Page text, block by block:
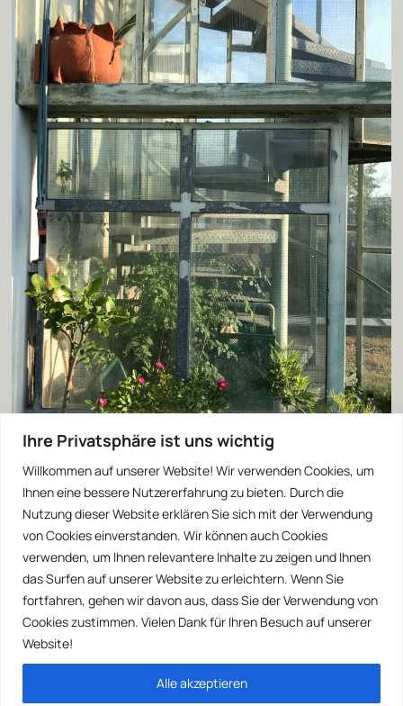
Ihre Privatsphäre ist uns wichtig
Willkommen auf unserer Website! Wir verwenden Cookies, um
Ihnen eine bessere Nutzererfahrung zu bieten. Durch die
Nutzung dieser Website erklären Sie sich mit der Verwendung
von Cookies einverstanden. Wir können auch Cookies
verwenden, um Ihnen relevantere Inhalte zu zeigen und Ihnen
das Surfen auf unserer Website zu erleichtern. Wenn Sie
fortfahren, gehen wir davon aus, dass Sie der Verwendung von
Cookies zustimmen. Vielen Dank für Ihren Besuch auf unserer
Website!
Alle akzeptieren